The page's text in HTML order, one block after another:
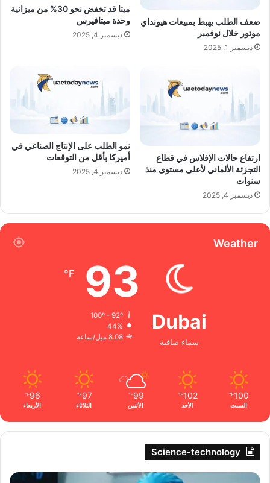
ضعف الطلب يهبط بمبيعات هيونداي
موتور خلال نوفمبر
ديسمبر 1, 2025
ميتا قد تخفض نحو 30% من ميزانية
وحدة ميتافيرس
ديسمبر 4, 2025
ارتفاع حالات الإفلاس في قطاع
التجزئة الألماني لأعلى مستوى منذ
سنوات
ديسمبر 4, 2025
نمو الطلب على الإنتاج الصناعي في
أميركا بأقل من التوقعات
ديسمبر 4, 2025
Weather
Dubai
سماء صافية
93
℉
100º - 92º
44%
8.08 ميل/ساعة
100
℉
السبت
102
℉
الأحد
99
℉
الأثنين
97
℉
الثلاثاء
96
℉
الأربعاء
Science-technology